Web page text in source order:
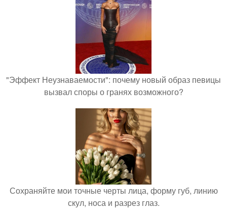
"Эффект Неузнаваемости": почему новый образ певицы
вызвал споры о гранях возможного?
Сохраняйте мои точные черты лица, форму губ, линию
скул, носа и разрез глаз.